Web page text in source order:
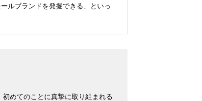
ルブランドを発掘できる、といっ
めてのことに真摯に取り組まれる